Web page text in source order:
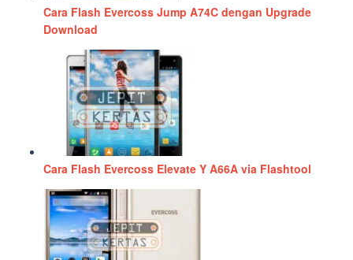
Cara Flash Evercoss Jump A74C dengan Upgrade
Download
Cara Flash Evercoss Elevate Y A66A via Flashtool